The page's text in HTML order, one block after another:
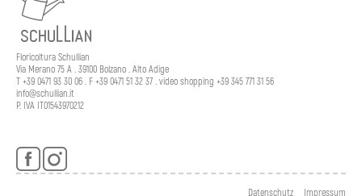
Floricoltura Schullian
Via Merano 75 A . 39100 Bolzano . Alto Adige
T +39 0471 93 30 06 . F +39 0471 51 32 37 . video shopping +39 345 771 31 56
info@schullian.it
P. IVA IT01543970212
Datenschutz Impressum